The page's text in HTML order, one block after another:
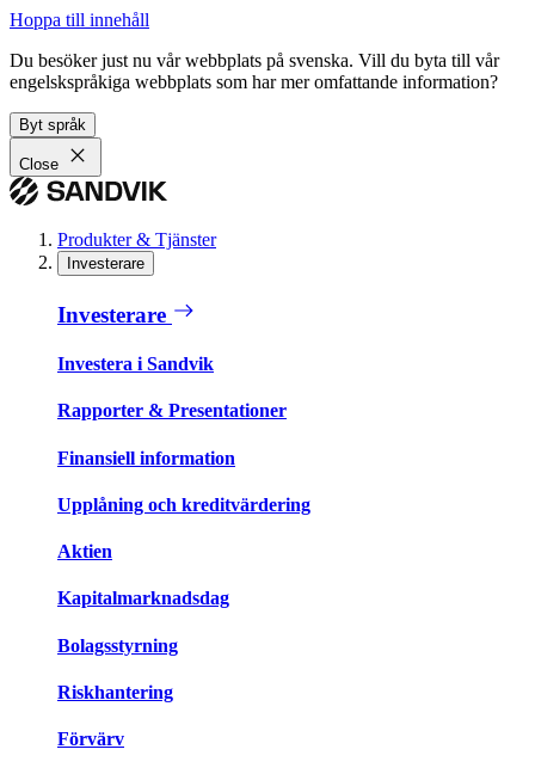
Hoppa till innehåll
Du besöker just nu vår webbplats på svenska. Vill du byta till vår
engelskspråkiga webbplats som har mer omfattande information?
Byt språk
Close
Produkter & Tjänster
Investerare
Investerare
Investera i Sandvik
Rapporter & Presentationer
Finansiell information
Upplåning och kreditvärdering
Aktien
Kapitalmarknadsdag
Bolagsstyrning
Riskhantering
Förvärv